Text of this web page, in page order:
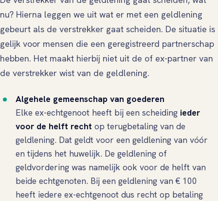
nu? Hierna leggen we uit wat er met een geldlening
gebeurt als de verstrekker gaat scheiden. De situatie is
gelijk voor mensen die een geregistreerd partnerschap
hebben. Het maakt hierbij niet uit de of ex-partner van
de verstrekker wist van de geldlening.
Algehele gemeenschap van goederen
Elke ex-echtgenoot heeft bij een scheiding ieder
voor de helft recht op terugbetaling van de
geldlening. Dat geldt voor een geldlening van vóór
en tijdens het huwelijk. De geldlening of
geldvordering was namelijk ook voor de helft van
beide echtgenoten. Bij een geldlening van € 100
heeft iedere ex-echtgenoot dus recht op betaling